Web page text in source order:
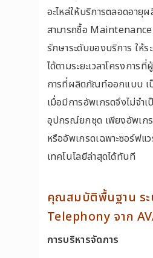
อะไหล่ให้บริการตลอดอายุ
สามารถซื้อ
รักษาระดับของบริการ ให้ร
ได้ตามระยะเวลาโครงการ
การที่ผลิตภัณท์ออกแบบ
เมื่อมีการอัพเกรดจึงไม่จำ
อุปกรณ์ยกชุด เพียงอัพเก
หรืออัพเกรดเฉพาะซอร์ฟแ
เทคโนโลยีล่าสุดได้ทันที
คุณสมบัติพื้นฐาน ร
Telephony จาก
การบริหารจัดการ